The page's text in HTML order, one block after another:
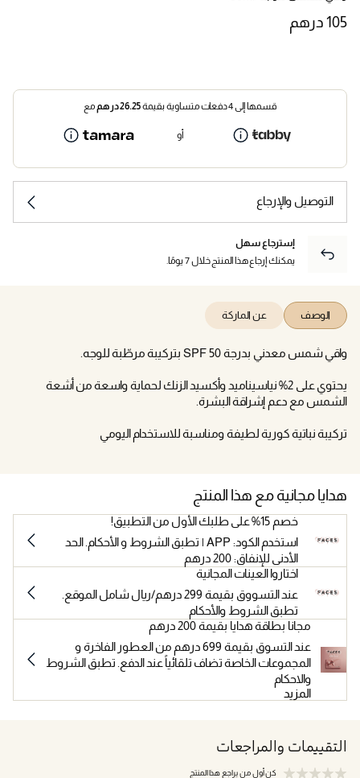
قسمها إلى 4 دفعات متساوية بقيمة 26.25درهممع
أو
التوصيل والإرجاع
إسترجاع سهل
يمكنك إرجاع هذا المنتج خلال 7 يومًا.
الوصف عن الماركة
واقي شمس معدني بدرجة SPF 50 بتركيبة مرطّبة للوجه.
يحتوي على 2% نياسيناميد وأكسيد الزنك لحماية واسعة من أشعة
الشمس مع دعم إشراقة البشرة.
تركيبة نباتية كورية لطيفة ومناسبة للاستخدام اليومي
هدايا مجانية مع هذا المنتج
خصم 15% على طلبك الأول من التطبيق!
استخدم الكود: APP | تطبق الشروط و الأحكام. الحد
الأدنى للإنفاق: 200 درهم
اختاروا العينات المجانية
عند التسووق بقيمة 299 درهم/ريال شامل الموقع.
تطبق الشروط والأحكام
مجانا بطاقة هدايا بقيمة 200 درهم
عند التسوق بقيمة 699 درهم من العطور الفاخرة و
المجموعات الخاصة تضاف تلقائياً عند الدفع. تطبق الشروط
والاحكام
المزيد
التقييمات والمراجعات
كن أول من يراجع هذا المنتج